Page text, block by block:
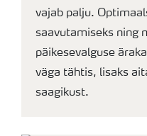
vajab palju.
saavutamiseks ning
päikesevalguse
väga tähtis, lisaks
saagikust.